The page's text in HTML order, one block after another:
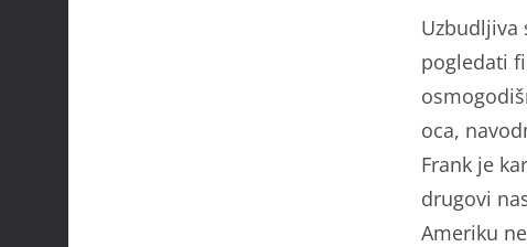
Uzbudljiva
pogledati
oca,
Frank je
drugovi
Ameriku